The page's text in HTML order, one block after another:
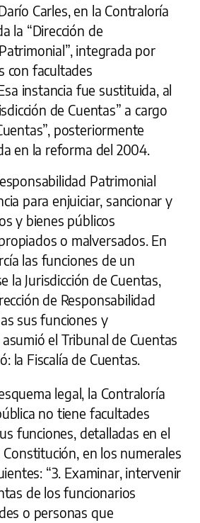
Carles, en la Contraloría
la “Dirección de
integrada por
con facultades
instancia fue sustituida, al
de Cuentas” a cargo
posteriormente
en la reforma del 2004.
Patrimonial
para enjuiciar, sancionar y
y bienes públicos
o malversados. En
las funciones de un
la Jurisdicción de Cuentas,
de Responsabilidad
sus funciones y
el Tribunal de Cuentas
la Fiscalía de Cuentas.
legal, la Contraloría
no tiene facultades
funciones, detalladas en el
en los numerales
“3. Examinar, intervenir
de los funcionarios
o personas que